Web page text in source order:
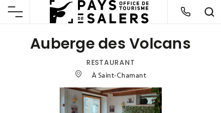
Auberge des Volcans
RESTAURANT
À Saint-Chamant